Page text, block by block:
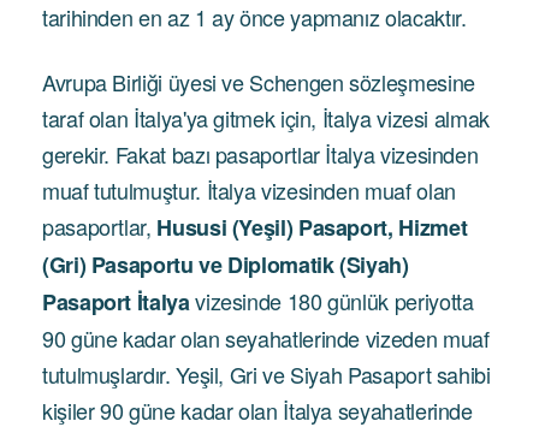
tarihinden en az 1 ay önce yapmanız olacaktır.
Avrupa Birliği üyesi ve Schengen sözleşmesine
taraf olan İtalya'ya gitmek için, İtalya vizesi almak
gerekir. Fakat bazı pasaportlar İtalya vizesinden
muaf tutulmuştur. İtalya vizesinden muaf olan
pasaportlar, Hususi (Yeşil) Pasaport, Hizmet
(Gri) Pasaportu ve Diplomatik (Siyah)
Pasaport İtalyavizesinde 180 günlük periyotta
90 güne kadar olan seyahatlerinde vizeden muaf
tutulmuşlardır. Yeşil, Gri ve Siyah Pasaport sahibi
kişiler 90 güne kadar olan İtalya seyahatlerinde